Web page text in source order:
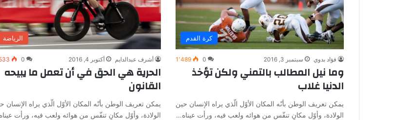
كرة القدم
فؤاد بدوي سبتمبر 3, 2016 0 1٬489
وما نيل المطالب بالتمني ولكن تؤخذ
الدنيا غلاب
يمكن تعريف الوطن بأنّه المكان الأوّل الّذي يراه الإنسان حين
الولادة، وأوّل مكانٍ تنفّس من هوائه ولعب فيه، ورأت عيناه…
الرياضة
أشرف عبدالدايم أكتوبر 4, 2016 0
الحرية هي الحق في أن تعمل ما يبيحه
القانون
يمكن تعريف الوطن بأنّه المكان الأوّل الّذي يراه الإنسان
الولادة، وأوّل مكانٍ تنفّس من هوائه ولعب فيه، ورأت